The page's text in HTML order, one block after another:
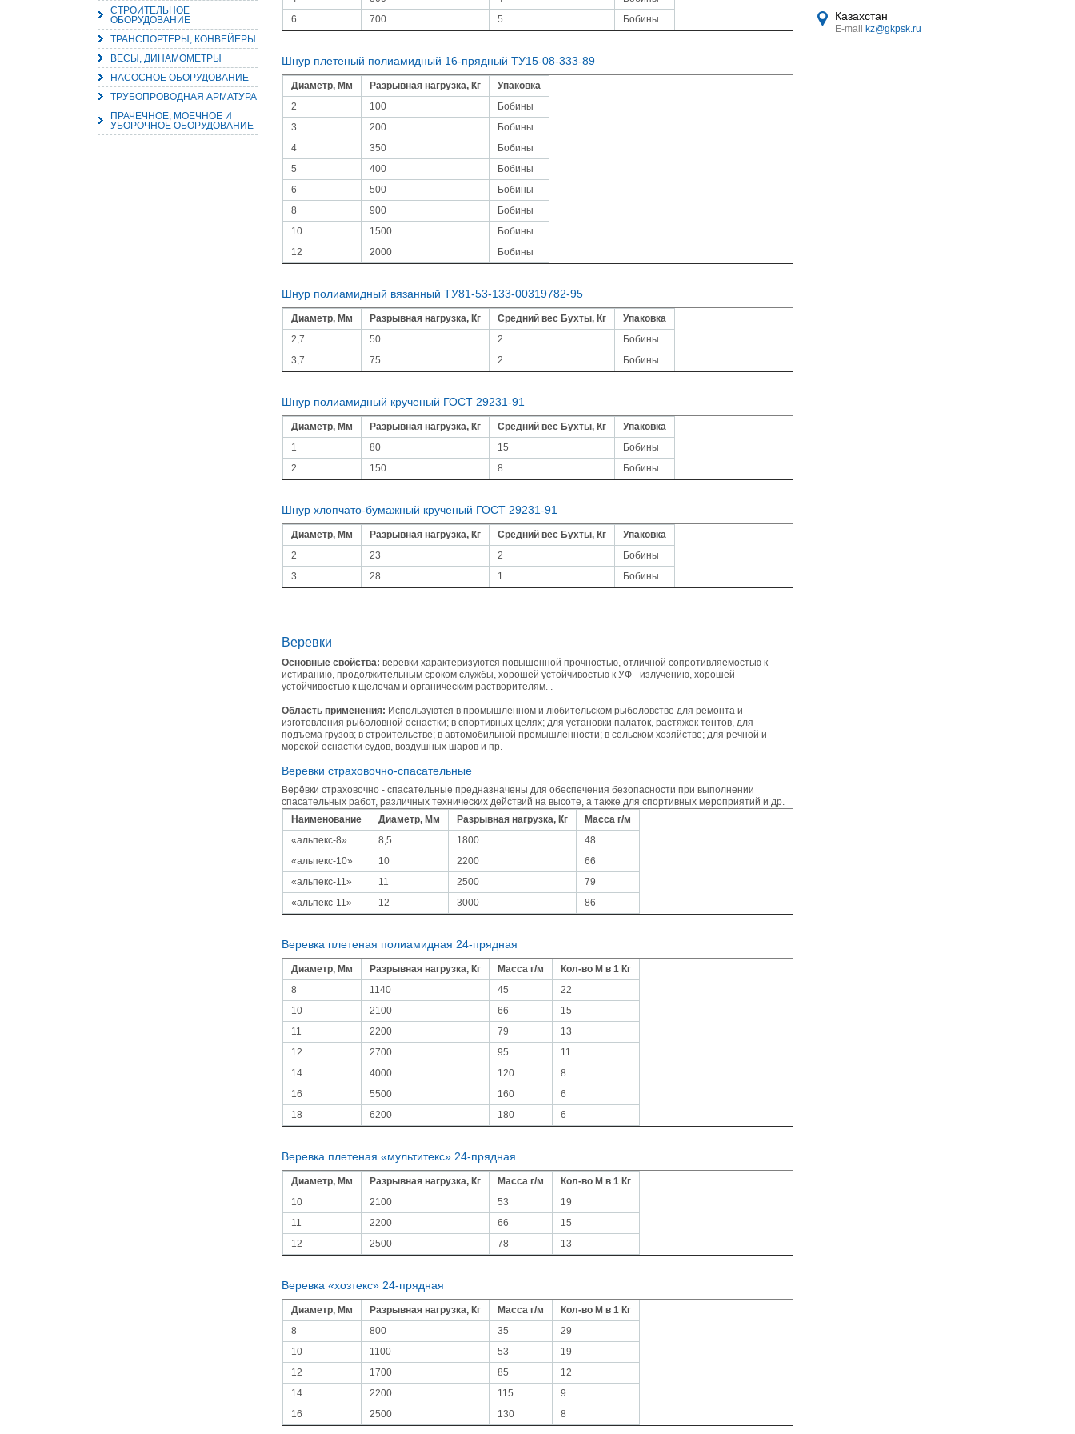
СТРОИТЕЛЬНОЕ
ОБОРУДОВАНИЕ
ТРАНСПОРТЕРЫ, КОНВЕЙЕРЫ
ВЕСЫ, ДИНАМОМЕТРЫ
НАСОСНОЕ ОБОРУДОВАНИЕ
ТРУБОПРОВОДНАЯ АРМАТУРА
ПРАЧЕЧНОЕ, МОЕЧНОЕ И
УБОРОЧНОЕ ОБОРУДОВАНИЕ
6
700 5 Бобины
Шнур плетеный полиамидный 16-прядный ТУ15-08-333-89
Диаметр, Мм Разрывная нагрузка, Кг
Упаковка
2
100
Бобины
3
200
Бобины
4
350
Бобины
5
400
Бобины
6
500
Бобины
8
900
Бобины
10
1500
Бобины
12
2000 Бобины
Шнур полиамидный вязанный ТУ81-53-133-00319782-95
Диаметр, Мм Разрывная нагрузка, Кг Средний вес Бухты, Кг
Упаковка
2,7
50 2
Бобины
3,7
75 2 Бобины
Шнур полиамидный крученый ГОСТ 29231-91
Диаметр, Мм Разрывная нагрузка, Кг Средний вес Бухты, Кг
Упаковка
1
80 15
Бобины
2
150 8 Бобины
Шнур хлопчато-бумажный крученый ГОСТ 29231-91
Диаметр, Мм Разрывная нагрузка, Кг Средний вес Бухты, Кг
Упаковка
2
23 2
Бобины
3
28 1 Бобины
Веревки
Основные свойства: веревки характеризуются повышенной прочностью, отличной сопротивляемостью к
истиранию, продолжительным сроком службы, хорошей устойчивостью к УФ - излучению, хорошей
устойчивостью к щелочам и органическим растворителям. .
Область применения: Используются в промышленном и любительском рыболовстве для ремонта и
изготовления рыболовной оснастки; в спортивных целях; для установки палаток, растяжек тентов, для
подъема грузов; в строительстве; в автомобильной промышленности; в сельском хозяйстве; для речной и
морской оснастки судов, воздушных шаров и пр.
Веревки cтраховочно-спасательные
Верёвки страховочно - спасательные предназначены для обеспечения безопасности при выполнении
спасательных работ, различных технических действий на высоте, а также для спортивных мероприятий и др.
Наименование
Диаметр, Мм Разрывная нагрузка, Кг
Масса г/м
«альпекс-8»
8,5 1800
48
«альпекс-10»
10 2200
66
«альпекс-11»
11 2500
79
«альпекс-11»
12 3000 86
Веревка плетеная полиамидная 24-прядная
Диаметр, Мм Разрывная нагрузка, Кг Масса г/м
Кол-во М в 1 Кг
8
1140 45
22
10
2100 66
15
11
2200 79
13
12
2700 95
11
14
4000 120
8
16
5500 160
6
18
6200 180 6
Веревка плетеная «мультитекс» 24-прядная
Диаметр, Мм Разрывная нагрузка, Кг Масса г/м
Кол-во М в 1 Кг
10
2100 53
19
11
2200 66
15
12
2500 78 13
Веревка «хозтекс» 24-прядная
Диаметр, Мм Разрывная нагрузка, Кг Масса г/м
Кол-во М в 1 Кг
8
800 35
29
10
1100 53
19
12
1700 85
12
14
2200 115
9
16
2500 130 8
Казахстан
E-mail kz@gkpsk.ru